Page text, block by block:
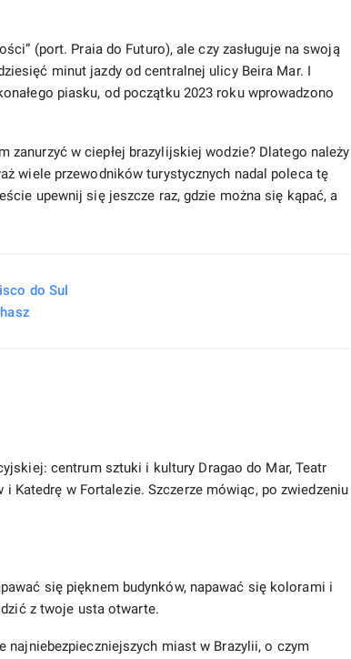
(port. Praia do Futuro), ale czy zasługuje na swoją
minut jazdy od centralnej ulicy Beira Mar. I
piasku, od początku 2023 roku wprowadzono
zanurzyć w ciepłej brazylijskiej wodzie? Dlatego należy
wiele przewodników turystycznych nadal poleca tę
upewnij się jeszcze raz, gdzie można się kąpać, a
do Sul
centrum sztuki i kultury Dragao do Mar, Teatr
i Katedrę w Fortalezie. Szczerze mówiąc, po zwiedzeniu
się pięknem budynków, napawać się kolorami i
z twoje usta otwarte.
najniebezpieczniejszych miast w Brazylii, o czym